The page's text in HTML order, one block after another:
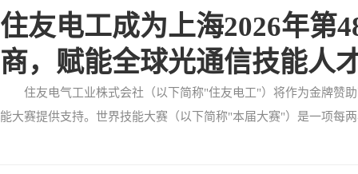
住友电工成为上海2026年第
商，赋能全球光通信技能人
住友电气工业株式会社（以下简称"住友电工"）将作为金牌赞
能大赛提供支持。世界技能大赛（以下简称"本届大赛"）是一项每